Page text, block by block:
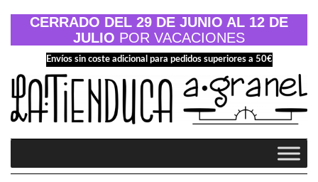
CERRADO DEL 29 DE JUNIO AL 12 DE
JULIO POR VACACIONES
Envíos sin coste adicional para pedidos superiores a 50€